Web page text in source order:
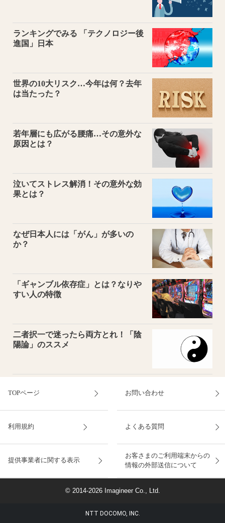
ランキングでみる 「テクノロジー後
進国」日本
世界の10大リスク…今年は何？去年
は当たった？
若年層にも広がる腰痛…その意外な
原因とは？
泣いてストレス解消！その意外な効
果とは？
なぜ日本人には「がん」が多いの
か？
「ギャンブル依存症」とは？なりや
すい人の特徴
二者択一で迷ったら両方とれ！「陰
陽論」のススメ
TOPページ お問い合わせ
利用規約 よくある質問
提供事業者に関する表示
お客さまのご利用端末からの
情報の外部送信について
© 2014-2026 Imagineer Co., Ltd.
NTT DOCOMO, INC.